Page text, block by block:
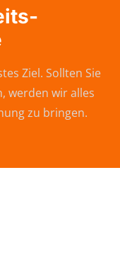
Ziel. Sollten Sie
werden wir alles
zu bringen.